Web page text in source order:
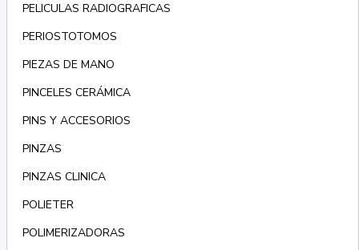
PELICULAS RADIOGRAFICAS
PERIOSTOTOMOS
PIEZAS DE MANO
PINCELES CERÁMICA
PINS Y ACCESORIOS
PINZAS
PINZAS CLINICA
POLIETER
POLIMERIZADORAS